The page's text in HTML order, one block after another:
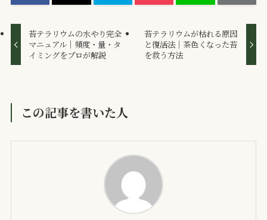
苔テラリウムの水やり完全
マニュアル｜頻度・量・タ
イミングをプロが解説
苔テラリウムが枯れる原因
と復活法｜茶色くなった苔
を救う方法
この記事を書いた人